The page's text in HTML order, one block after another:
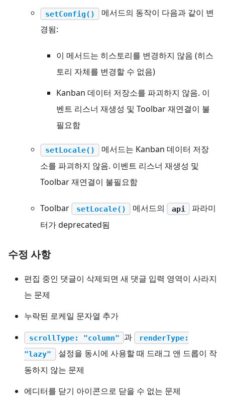
setConfig()
메서드의 동작이 다음과 같이 변
경됨:
이 메서드는 히스토리를 변경하지 않음 (히스
토리 자체를 변경할 수 없음)
Kanban 데이터 저장소를 파괴하지 않음. 이
벤트 리스너 재생성 및 Toolbar 재연결이 불
필요함
setLocale()
메서드는 Kanban 데이터 저장
소를 파괴하지 않음. 이벤트 리스너 재생성 및
Toolbar 재연결이 불필요함
Toolbar setLocale() 메서드의 api
파라미
터가 deprecated됨
수정 사항
편집 중인 댓글이 삭제되면 새 댓글 입력 영역이 사라지
는 문제
누락된 로케일 문자열 추가
scrollType: "column" 과
renderType:
"lazy"
설정을 동시에 사용할 때 드래그 앤 드롭이 작
동하지 않는 문제
에디터를 닫기 아이콘으로 닫을 수 없는 문제